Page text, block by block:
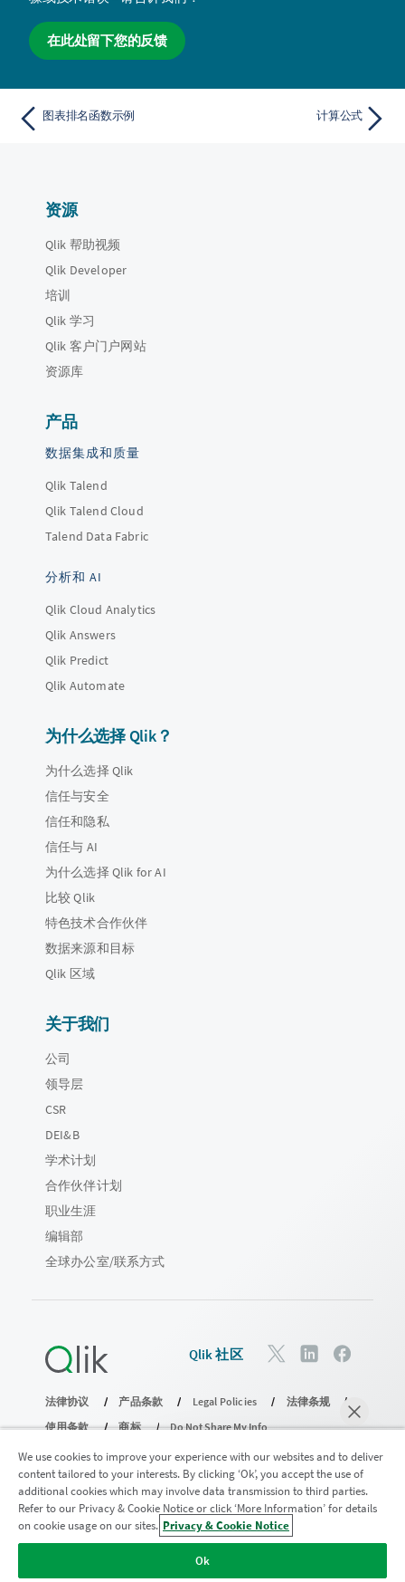
马上聊天
在此处留下您的反馈
图表排名函数示例 计算公式
资源
Qlik 帮助视频
Qlik Developer
培训
Qlik 学习
Qlik 客户门户网站
资源库
产品
数据集成和质量
Qlik Talend
Qlik Talend Cloud
Talend Data Fabric
分析和 AI
Qlik Cloud Analytics
Qlik Answers
Qlik Predict
Qlik Automate
为什么选择 Qlik？
为什么选择 Qlik
信任与安全
信任和隐私
信任与 AI
为什么选择 Qlik for AI
比较 Qlik
特色技术合作伙伴
数据来源和目标
Qlik 区域
关于我们
公司
领导层
CSR
DEI&B
学术计划
合作伙伴计划
职业生涯
编辑部
全球办公室/联系方式
Qlik 社区
法律协议 产品条款 Legal Policies
法律条规
使用条款
商标
Do Not Share My Info
版权所有 © 1993-2026 QlikTech International AB。保留所有权利。
加入分析现代化计划
We use cookies to improve your experience with our websites and to deliver
content tailored to your interests. By clicking ‘Ok’, you accept the use of
additional cookies which may involve data transmission to third parties.
Refer to our Privacy & Cookie Notice or click ‘More Information’ for details
on cookie usage on our sites. Privacy & Cookie Notice
Ok